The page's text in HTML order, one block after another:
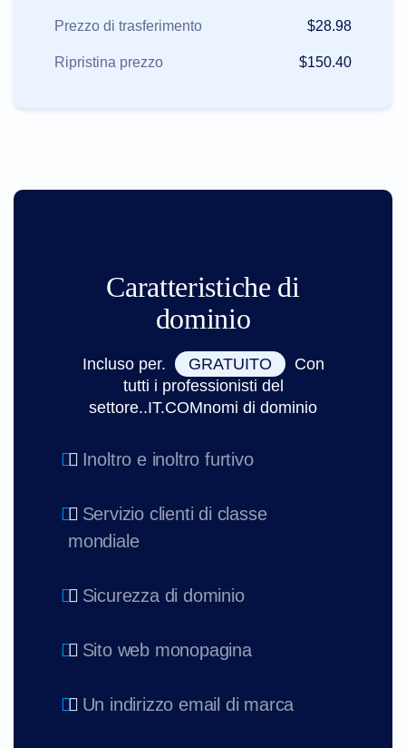
Prezzo di trasferimento $28.98
Ripristina prezzo $150.40
Caratteristiche di
dominio
Incluso per. GRATUITO
Con
tutti i professionisti del
settore..IT.COMnomi di dominio
Inoltro e inoltro furtivo
Servizio clienti di classe
mondiale
Sicurezza di dominio
Sito web monopagina
Un indirizzo email di marca